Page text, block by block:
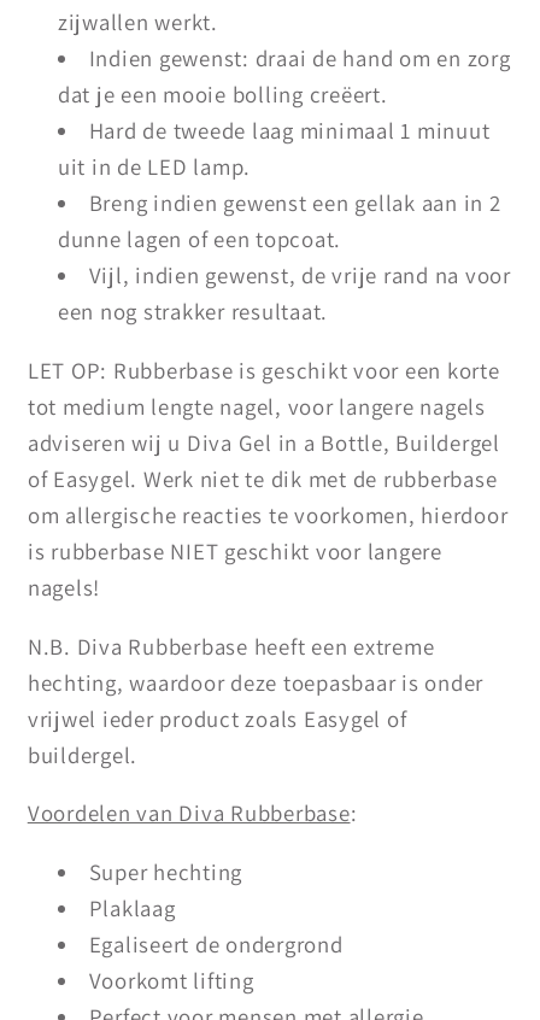
zijwallen werkt.
Indien gewenst: draai de hand om en zorg
dat je een mooie bolling creëert.
Hard de tweede laag minimaal 1 minuut
uit in de LED lamp.
Breng indien gewenst een gellak aan in 2
dunne lagen of een topcoat.
Vijl, indien gewenst, de vrije rand na voor
een nog strakker resultaat.
LET OP: Rubberbase is geschikt voor een korte
tot medium lengte nagel, voor langere nagels
adviseren wij u Diva Gel in a Bottle, Buildergel
of Easygel. Werk niet te dik met de rubberbase
om allergische reacties te voorkomen, hierdoor
is rubberbase NIET geschikt voor langere
nagels!
N.B. Diva Rubberbase heeft een extreme
hechting, waardoor deze toepasbaar is onder
vrijwel ieder product zoals Easygel of
buildergel.
Voordelen van Diva Rubberbase:
Super hechting
Plaklaag
Egaliseert de ondergrond
Voorkomt lifting